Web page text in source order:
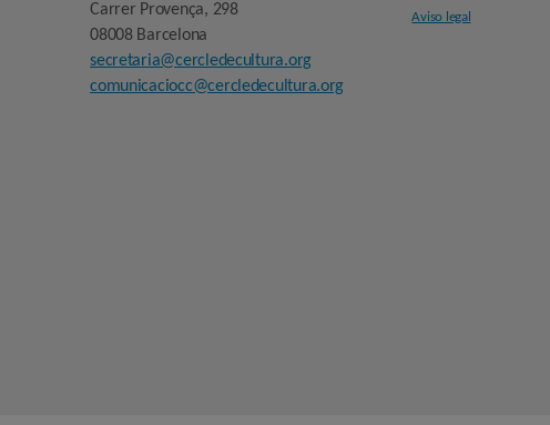
Carrer Provença, 298
08008 Barcelona
secretaria@cercledecultura.org
comunicaciocc@cercledecultura.org
Aviso legal